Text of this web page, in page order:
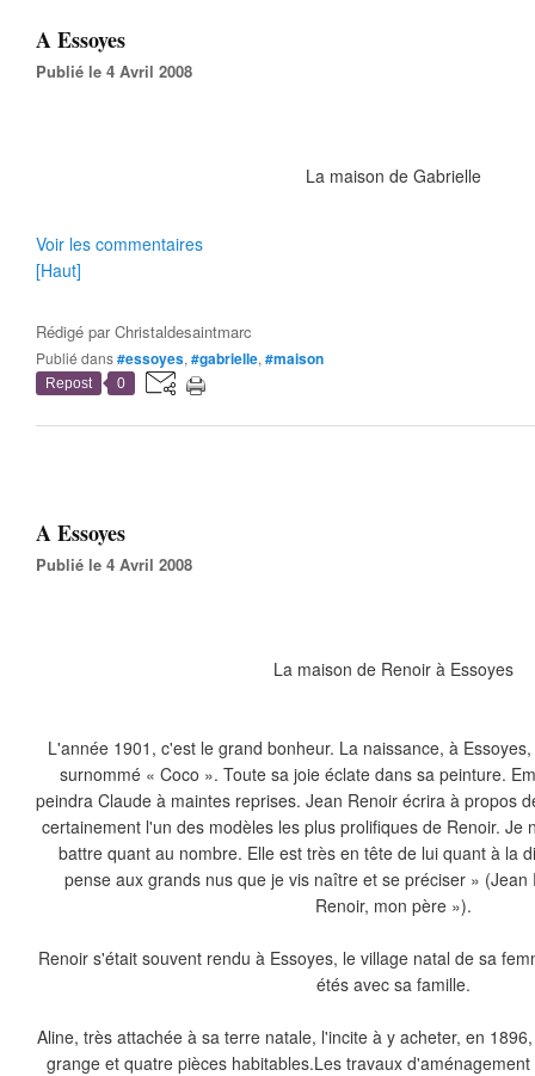
A Essoyes
Publié le 4 Avril 2008
La maison de Gabrielle
Voir les commentaires
[Haut]
Rédigé parChristaldesaintmarc
Publié dans#essoyes, #gabrielle, #maison
Repost 0
A Essoyes
Publié le 4 Avril 2008
La maison de Renoir à Essoyes
L'année 1901, c'est le grand bonheur. La naissance, à
surnommé « Coco ». Toute sa joie éclate dans sa peinture.
peindra Claude à maintes reprises. Jean Renoir écrira à propos
certainement l'un des modèles les plus prolifiques de Renoir. Je
battre quant au nombre. Elle est très en tête de lui quant à la
pense aux grands nus que je vis naître et se préciser »
Renoir, mon père »).
Renoir s'était souvent rendu à Essoyes, le village natal de sa
étés avec sa famille.
Aline, très attachée à sa terre natale, l'incite à y acheter, en
grange et quatre pièces habitables.Les travaux